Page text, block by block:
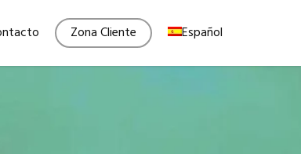
Zona Cliente Español